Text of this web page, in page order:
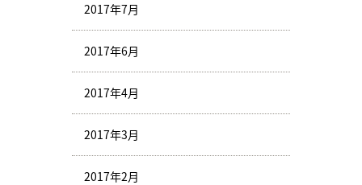
2017年7月
2017年6月
2017年4月
2017年3月
2017年2月